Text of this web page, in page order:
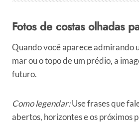
Fotos de costas olhadas
Quando você aparece admirando
mar ou o topo de um prédio, a
futuro.
Como legendar:Use frases que
abertos, horizontes e os próximos